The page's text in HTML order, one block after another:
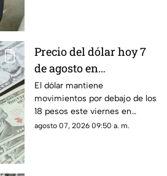
Precio del dólar hoy 7
de agosto en
Chihuahua: así cotiza
en casas de cambio
El dólar mantiene
movimientos por debajo de los
18 pesos este viernes en
Chihuahua. Te contamos cuál
agosto 07, 2026 09:50 a. m.